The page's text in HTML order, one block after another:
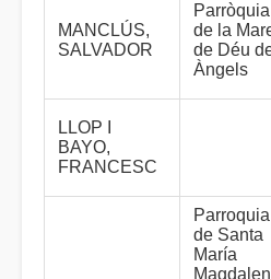
MANCLÚS,
SALVADOR
Parròquia
de la
de Déu
Àngels
LLOP I
BAYO,
FRANCESC
Parroquia
de Santa
María